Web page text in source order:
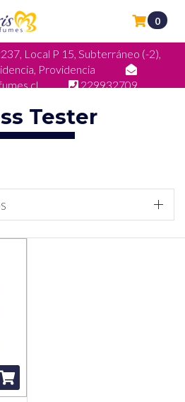
Local P 15, Subterráneo (-2),
Providencia
229932709
0
Tester